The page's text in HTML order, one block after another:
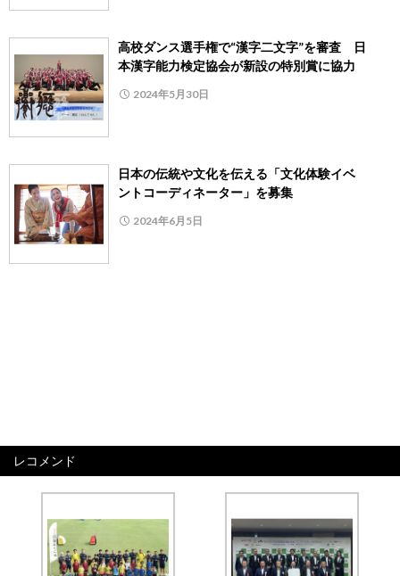
高校ダンス選手権で“漢字二文字”を審査 日
本漢字能力検定協会が新設の特別賞に協力
2024年5月30日
日本の伝統や文化を伝える「文化体験イベ
ントコーディネーター」を募集
2024年6月5日
レコメンド